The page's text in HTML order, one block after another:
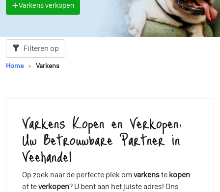
Varkens verkopen
Filteren op
Home Varkens
Varkens Kopen en Verkopen:
Uw Betrouwbare Partner in
Veehandel
Op zoek naar de perfecte plek omvarkenste kopen
of teverkopen? U bent aan het juiste adres! Ons